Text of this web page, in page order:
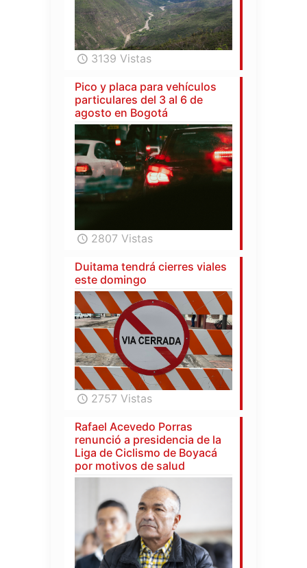
3139 Vistas
Pico y placa para vehículos
particulares del 3 al 6 de
agosto en Bogotá
2807 Vistas
Duitama tendrá cierres viales
este domingo
2757 Vistas
Rafael Acevedo Porras
renunció a presidencia de la
Liga de Ciclismo de Boyacá
por motivos de salud